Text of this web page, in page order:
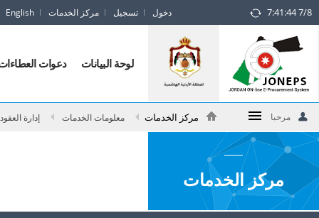
Jordan
ONline
E-
Procurement
System
logo
7:41:44 7/8 دخول تسجيل مركز الخدمات English
لوحة البيانات دعوات
مرحبا مركز الخدمات معلومات الخدمات إدارة العقود
مركز الخدمات